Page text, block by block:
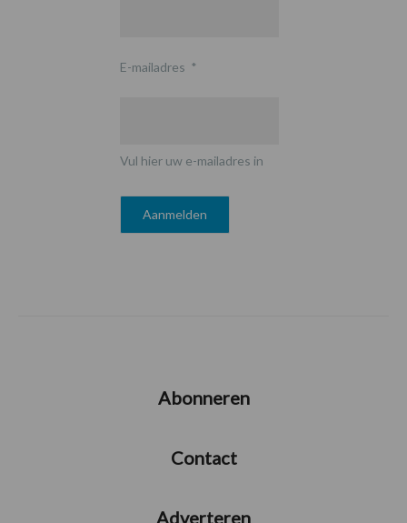
E-mailadres *
Vul hier uw e-mailadres in
Abonneren
Contact
Adverteren